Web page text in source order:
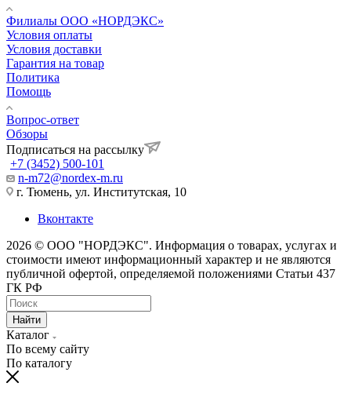
Филиалы ООО «НОРДЭКС»
Условия оплаты
Условия доставки
Гарантия на товар
Политика
Помощь
Вопрос-ответ
Обзоры
Подписаться на рассылку
+7 (3452) 500-101
n-m72@nordex-m.ru
г. Тюмень, ул. Институтская, 10
Вконтакте
2026 © ООО "НОРДЭКС". Информация о товарах, услугах и
стоимости имеют информационный характер и не являются
публичной офертой, определяемой положениями Статьи 437
ГК РФ
Найти
Каталог
По всему сайту
По каталогу